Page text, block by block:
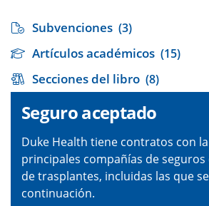
Subvenciones (3)
Artículos académicos (15)
Secciones del libro (8)
Seguro aceptado
Duke Health tiene contratos con
principales compañías de seguros
de trasplantes, incluidas las que
continuación.